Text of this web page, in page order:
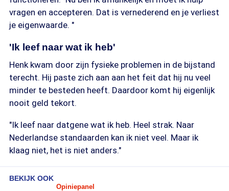
vragen en accepteren. Dat is vernederend en je verliest
je eigenwaarde. "
'Ik leef naar wat ik heb'
Henk kwam door zijn fysieke problemen in de bijstand
terecht. Hij paste zich aan aan het feit dat hij nu veel
minder te besteden heeft. Daardoor komt hij eigenlijk
nooit geld tekort.
"Ik leef naar datgene wat ik heb. Heel strak. Naar
Nederlandse standaarden kan ik niet veel. Maar ik
klaag niet, het is niet anders."
BEKIJK OOK
Opiniepanel